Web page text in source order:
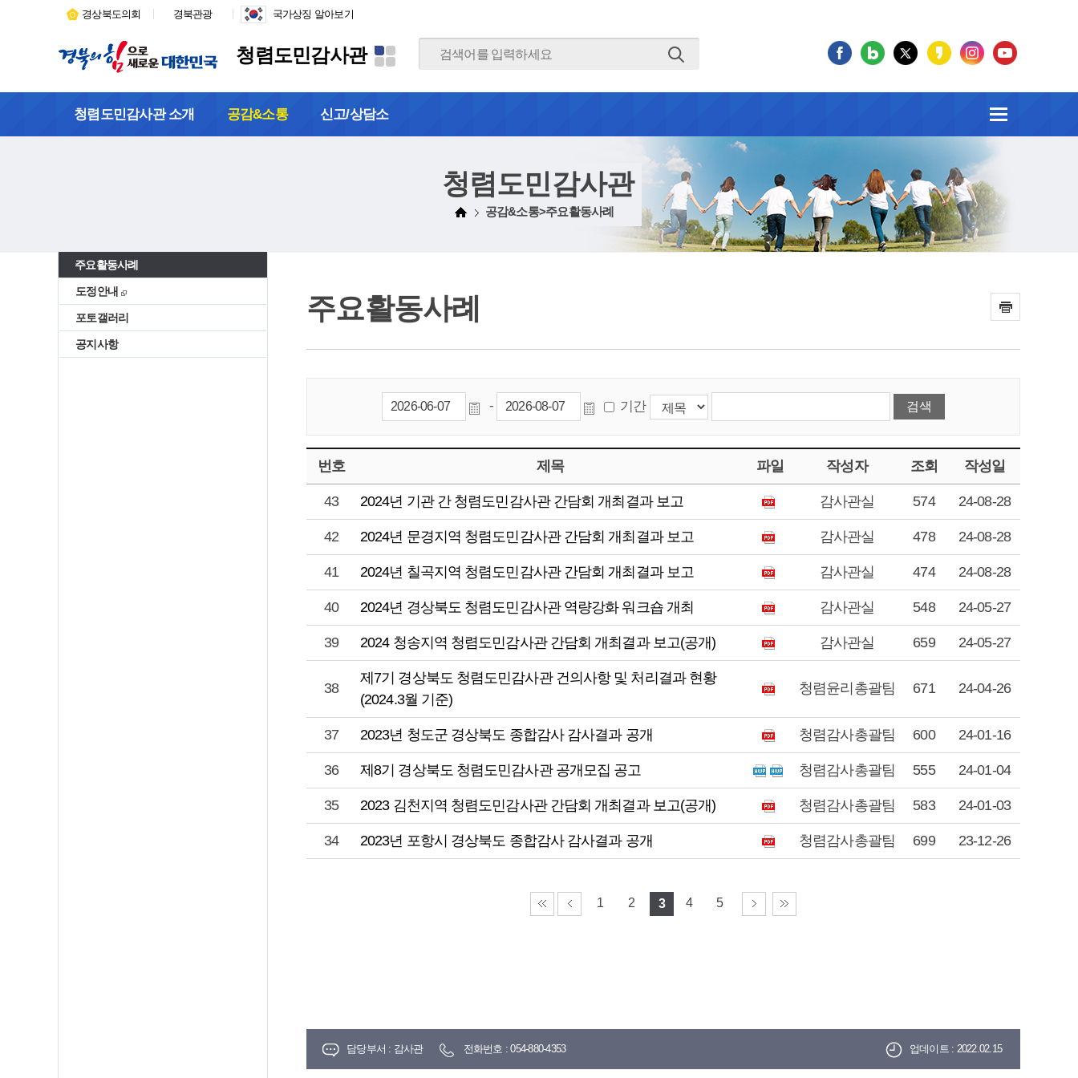
청렴도민감사관
경상북도의회 경북관광 국가상징 알아보기
청렴도민감사관 소개 공감&소통 신고/상담소
청렴도민감사관
공감&소통>주요활동사례
주요활동사례
도정안내
포토갤러리
공지사항
주요활동사례
- 기간
번호 제목 파일 작성자 조회 작성일
43 2024년 기관 간 청렴도민감사관 간담회 개최결과 보고 감사관실 574 24-08-28
42 2024년 문경지역 청렴도민감사관 간담회 개최결과 보고 감사관실 478 24-08-28
41 2024년 칠곡지역 청렴도민감사관 간담회 개최결과 보고 감사관실 474 24-08-28
40 2024년 경상북도 청렴도민감사관 역량강화 워크숍 개최 감사관실 548 24-05-27
39 2024 청송지역 청렴도민감사관 간담회 개최결과 보고(공개) 감사관실 659 24-05-27
38
제7기 경상북도 청렴도민감사관 건의사항 및 처리결과 현황
(2024.3월 기준)
청렴윤리총괄팀 671 24-04-26
37 2023년 청도군 경상북도 종합감사 감사결과 공개 청렴감사총괄팀 600 24-01-16
36 제8기 경상북도 청렴도민감사관 공개모집 공고 청렴감사총괄팀 555 24-01-04
35 2023 김천지역 청렴도민감사관 간담회 개최결과 보고(공개) 청렴감사총괄팀 583 24-01-03
34 2023년 포항시 경상북도 종합감사 감사결과 공개 청렴감사총괄팀 699 23-12-26
1 2 3 4 5
담당부서 : 감사관 전화번호 : 054-880-4353 업데이트 : 2022.02.15